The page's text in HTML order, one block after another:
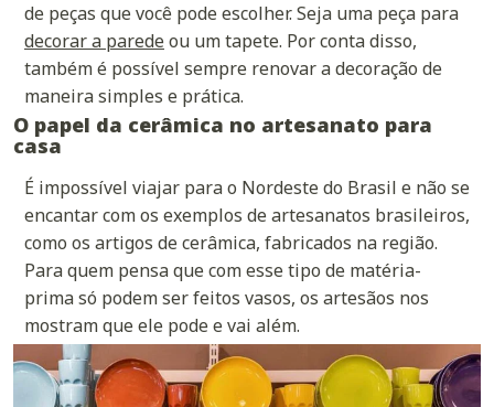
de peças que você pode escolher. Seja uma peça para
decorar a paredeou um tapete. Por conta disso,
também é possível sempre renovar a decoração de
maneira simples e prática.
O papel da cerâmica no artesanato para
casa
É impossível viajar para o Nordeste do Brasil e não se
encantar com os exemplos de artesanatos brasileiros,
como os artigos de cerâmica, fabricados na região.
Para quem pensa que com esse tipo de matéria-
prima só podem ser feitos vasos, os artesãos nos
mostram que ele pode e vai além.